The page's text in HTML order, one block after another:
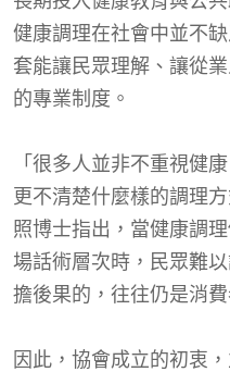
健康調理在社會中並不
套能讓民眾理解、讓從
的專業制度。
「很多人並非不重視健
更不清楚什麼樣的調理
照博士指出，當健康調
場話術層次時，民眾難
擔後果的，往往仍是消費
因此，協會成立的初衷